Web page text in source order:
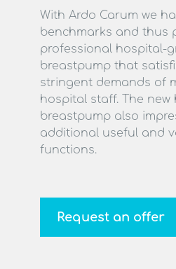
With Ardo Carum we
benchmarks and thus
professional hospital-
breastpump that
stringent demands of
hospital staff. The new
breastpump also
additional useful and
functions.
Request an offer